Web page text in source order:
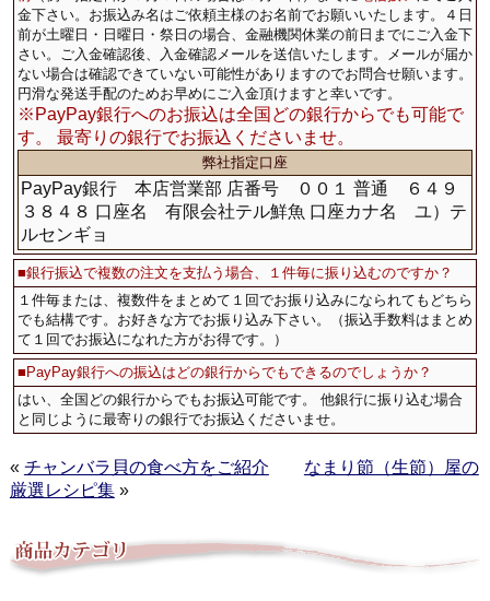
金下さい。お振込み名はご依頼主様のお名前でお願いいたします。４日
前が土曜日・日曜日・祭日の場合、金融機関休業の前日までにご入金下
さい。ご入金確認後、入金確認メールを送信いたします。メールが届か
ない場合は確認できていない可能性がありますのでお問合せ願います。
円滑な発送手配のためお早めにご入金頂けますと幸いです。
※PayPay銀行へのお振込は全国どの銀行からでも可能で
す。 最寄りの銀行でお振込くださいませ。
弊社指定口座
PayPay銀行 本店営業部 店番号 ００１ 普通 ６４９
３８４８ 口座名 有限会社テル鮮魚 口座カナ名 ユ）テ
ルセンギョ
■銀行振込で複数の注文を支払う場合、１件毎に振り込むのですか？
１件毎または、複数件をまとめて１回でお振り込みになられてもどちら
でも結構です。お好きな方でお振り込み下さい。（振込手数料はまとめ
て１回でお振込になれた方がお得です。）
■ PayPay銀行への振込はどの銀行からでもできるのでしょうか？
はい、全国どの銀行からでもお振込可能です。 他銀行に振り込む場合
と同じように最寄りの銀行でお振込くださいませ。
« チャンバラ貝の食べ方をご紹介
なまり節（生節）屋の
厳選レシピ集»